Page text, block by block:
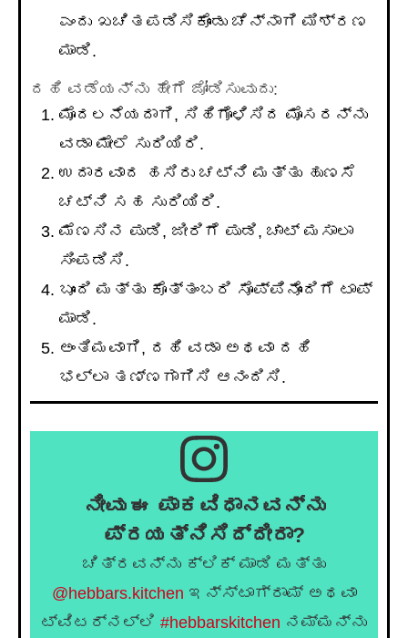
ಎಂದು ಖಚಿತಪಡಿಸಿಕೊಂಡು ಚೆನ್ನಾಗಿ ಮಿಶ್ರಣ
ಮಾಡಿ.
ದಹಿ ವಡೆಯನ್ನು ಹೇಗೆ ಜೋಡಿಸುವುದು:
ಮೊದಲನೆಯದಾಗಿ, ಸಿಹಿಗೊಳಿಸಿದ ಮೊಸರನ್ನು
ವಡಾ ಮೇಲೆ ಸುರಿಯಿರಿ.
ಉದಾರವಾದ ಹಸಿರು ಚಟ್ನಿ ಮತ್ತು ಹುಣಸೆ
ಚಟ್ನಿ ಸಹ ಸುರಿಯಿರಿ.
ಮೆಣಸಿನ ಪುಡಿ, ಜೀರಿಗೆ ಪುಡಿ, ಚಾಟ್ ಮಸಾಲಾ
ಸಿಂಪಡಿಸಿ.
ಬೂಂದಿ ಮತ್ತು ಕೊತ್ತಂಬರಿ ಸೊಪ್ಪಿನೊಂದಿಗೆ ಟಾಪ್
ಮಾಡಿ.
ಅಂತಿಮವಾಗಿ, ದಹಿ ವಡಾ ಅಥವಾ ದಹಿ
ಭಲ್ಲಾ ತಣ್ಣಗಾಗಿಸಿ ಆನಂದಿಸಿ.
ನೀವು ಈ ಪಾಕವಿಧಾನವನ್ನು
ಪ್ರಯತ್ನಿಸಿದ್ದೀರಾ?
ಚಿತ್ರವನ್ನು ಕ್ಲಿಕ್ ಮಾಡಿ ಮತ್ತು
@hebbars.kitchen ಇನ್ಸ್ಟಾಗ್ರಾಮ್ ಅಥವಾ
ಟ್ವಿಟರ್‌ನಲ್ಲಿ #hebbarskitchen ನಮ್ಮನ್ನು